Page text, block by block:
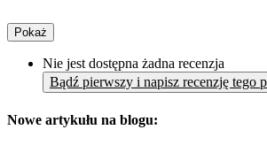
Pokaż
Nie jest dostępna żadna recenzja
Bądź pierwszy i napisz recenzję tego
Nowe artykułu na blogu: